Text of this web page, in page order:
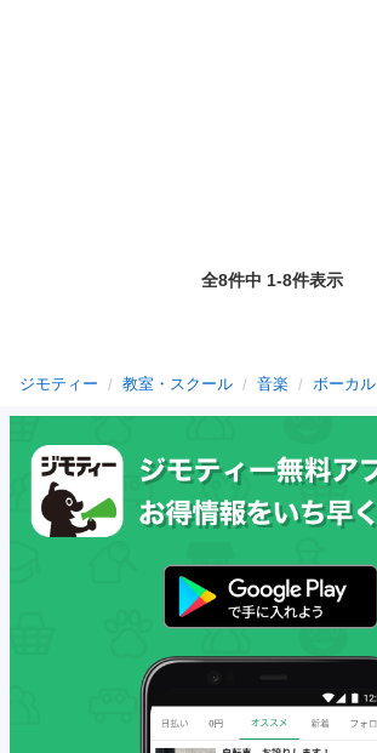
全8件中 1-8件表示
ジモティー 教室・スクール 音楽 ボーカル